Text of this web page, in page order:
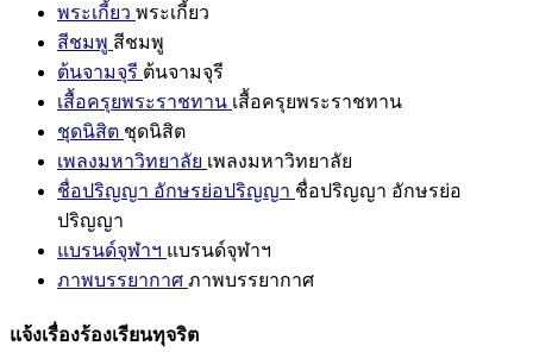
พระเกี้ยว พระเกี้ยว
สีชมพู สีชมพู
ต้นจามจุรี ต้นจามจุรี
เสื้อครุยพระราชทาน เสื้อครุยพระราชทาน
ชุดนิสิต ชุดนิสิต
เพลงมหาวิทยาลัย เพลงมหาวิทยาลัย
ชื่อปริญญา อักษรย่อปริญญา ชื่อปริญญา อักษรย่อ
ปริญญา
แบรนด์จุฬาฯ แบรนด์จุฬาฯ
ภาพบรรยากาศ ภาพบรรยากาศ
แจ้งเรื่องร้องเรียนทุจริต